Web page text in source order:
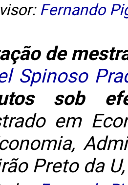
Fernando
de
Spinoso
sob
em
Preto da